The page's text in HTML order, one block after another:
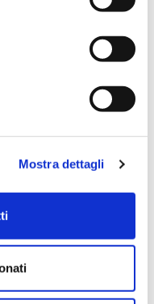
Mostra dettagli
CON